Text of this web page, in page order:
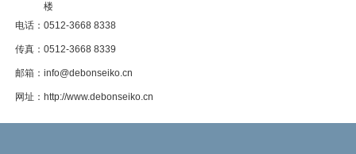
楼
电话： 0512-3668 8338
传真： 0512-3668 8339
邮箱： info@debonseiko.cn
网址： http://www.debonseiko.cn